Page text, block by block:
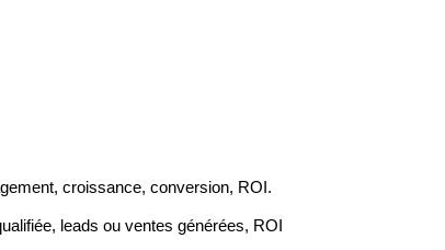
croissance, conversion, ROI.
leads ou ventes générées, ROI